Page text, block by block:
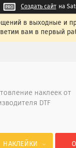
Создать сайт на
в выходные и
вам в первый
наклеек от
DTF
НАКЛЕЙКИ